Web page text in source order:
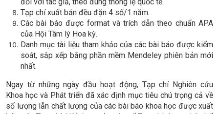
Tạp chí xuất bản đều đặn 4 số/1 năm.
Các bài báo được format và trích dẫn theo chuẩn APA
của Hội Tâm lý Hoa kỳ.
Danh mục tài liệu tham khảo của các bài báo được kiểm
soát, sắp xếp bằng phần mềm Mendeley phiên bản mới
nhất.
Ngay từ những ngày đầu hoạt động, Tạp chí Nghiên cứu
Khoa học và Phát triển đã xác định mục tiêu chú trọng cả về
số lượng lẫn chất lượng của các bài báo khoa học được xuất